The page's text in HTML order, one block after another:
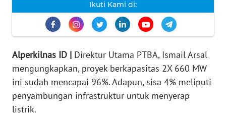
Ikuti Kami di:
Alperkilnas ID | Direktur Utama PTBA, Ismail Arsal
mengungkapkan, proyek berkapasitas 2X 660 MW
ini sudah mencapai 96%. Adapun, sisa 4% meliputi
penyambungan infrastruktur untuk menyerap
listrik.
TENTANG
PEDOMAN
MEDIA
SIBER
REDAKSI